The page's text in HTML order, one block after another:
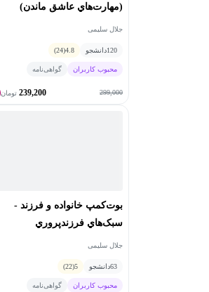
(مهارت‌هاي عاشق ماندن)
جلال سلیمی
120دانشجو 4.8
(24)
محبوب کاربران گواهی‌نامه
299,000
239,200 تومان
بوت‌کمپ خانواده و فرزند -
سبک‌هاي فرزندپروري
جلال سلیمی
63دانشجو 5
(22)
محبوب کاربران گواهی‌نامه